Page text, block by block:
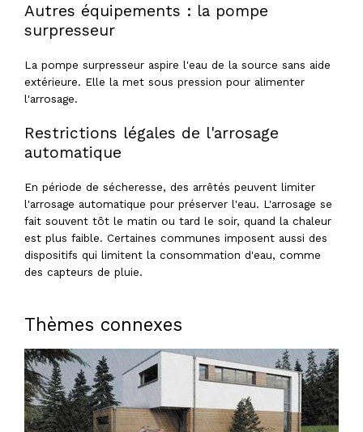
Autres équipements : la pompe
surpresseur
La pompe surpresseur aspire l'eau de la source sans aide
extérieure. Elle la met sous pression pour alimenter
l'arrosage.
Restrictions légales de l'arrosage
automatique
En période de sécheresse, des arrêtés peuvent limiter
l'arrosage automatique pour préserver l'eau. L'arrosage se
fait souvent tôt le matin ou tard le soir, quand la chaleur
est plus faible. Certaines communes imposent aussi des
dispositifs qui limitent la consommation d'eau, comme
des capteurs de pluie.
Thèmes connexes